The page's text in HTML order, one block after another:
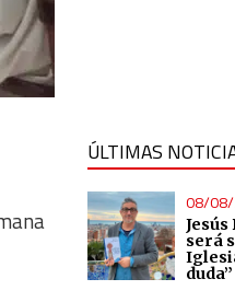
ÚLTIMAS
08/
será
duda”